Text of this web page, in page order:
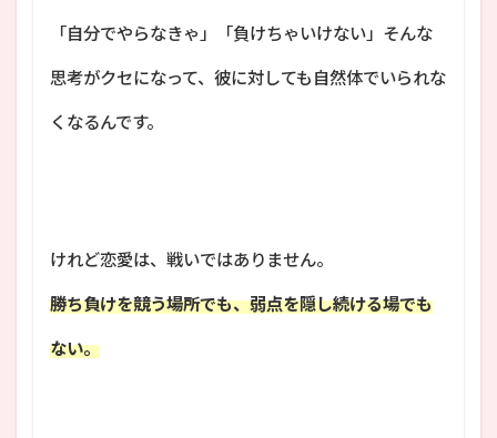
「自分でやらなきゃ」「負けちゃいけない」そんな
思考がクセになって、彼に対しても自然体でいられな
くなるんです。
けれど恋愛は、戦いではありません。
勝ち負けを競う場所でも、弱点を隠し続ける場でも
ない。